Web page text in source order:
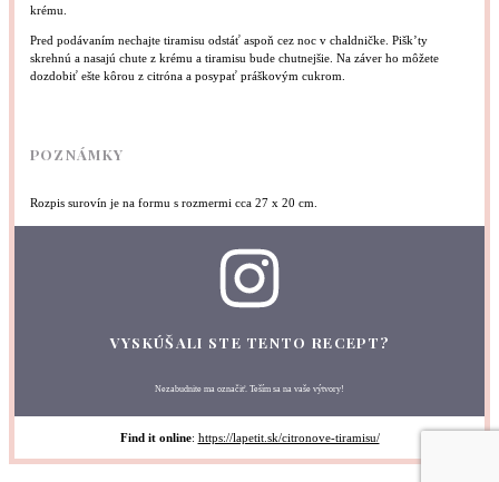
krému.
Pred podávaním nechajte tiramisu odstáť aspoň cez noc v chaldničke. Pišk’ty
skrehnú a nasajú chute z krému a tiramisu bude chutnejšie. Na záver ho môžete
dozdobiť ešte kôrou z citróna a posypať práškovým cukrom.
POZNÁMKY
Rozpis surovín je na formu s rozmermi cca 27 x 20 cm.
VYSKÚŠALI STE TENTO RECEPT?
Nezabudnite ma označiť. Teším sa na vaše výtvory!
Find it online: https://lapetit.sk/citronove-tiramisu/